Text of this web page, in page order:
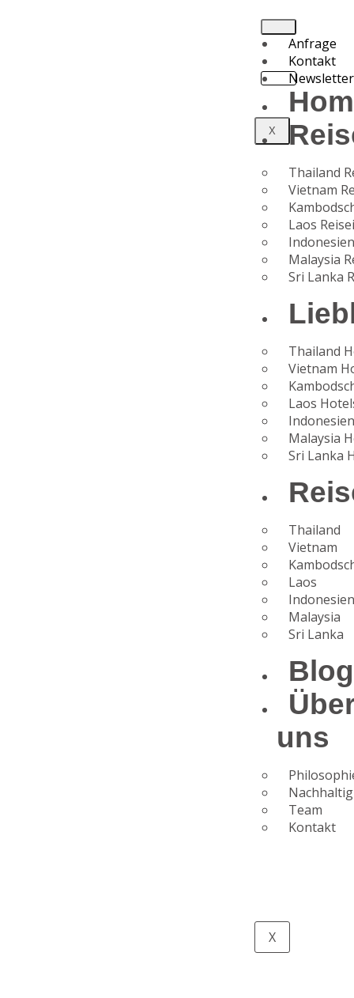
Anfrage
Kontakt
Newsletter
X
Thailand
Vietnam
Laos
Malaysia
Sri Lanka
Thailand
Vietnam
Laos
Malaysia
Sri Lanka
Thailand
Vietnam
Laos
Malaysia
Sri Lanka
Blog
uns
Team
Kontakt
X